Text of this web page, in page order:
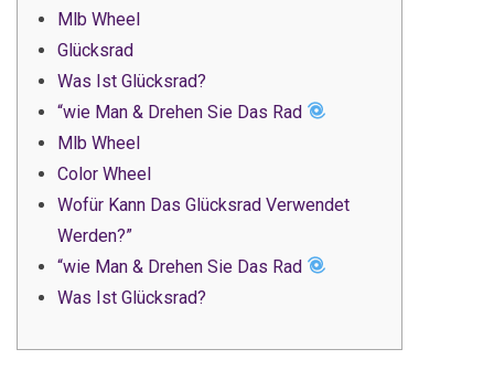
Mlb Wheel
Glücksrad
Was Ist Glücksrad?
“wie Man & Drehen Sie Das Rad
Mlb Wheel
Color Wheel
Wofür Kann Das Glücksrad Verwendet
Werden?”
“wie Man & Drehen Sie Das Rad
Was Ist Glücksrad?